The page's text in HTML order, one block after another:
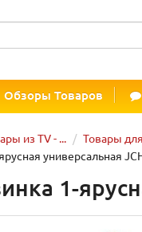
Обзоры Товаров
из TV - ... Товары
универсальная
1-